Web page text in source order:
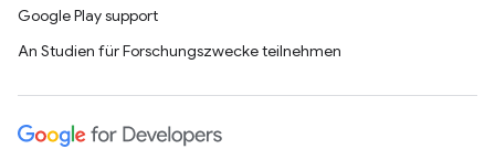
Google Play support
An Studien für Forschungszwecke teilnehmen